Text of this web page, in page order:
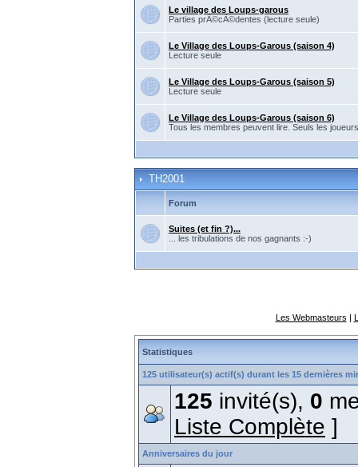
Le village des Loups-garous
Parties prÃ©cÃ©dentes (lecture seule)
Le Village des Loups-Garous (saison 4)
Lecture seule
Le Village des Loups-Garous (saison 5)
Lecture seule
Le Village des Loups-Garous (saison 6)
Tous les membres peuvent lire. Seuls les
TH2001
Forum
Suites (et fin ?)...
... les tribulations de nos gagnants :-)
Les Webmasteurs |
Statistiques
125 utilisateur(s) actif(s) durant les 15 dernières
125 invité(s), 0
Liste Complète ]
Anniversaires du jour